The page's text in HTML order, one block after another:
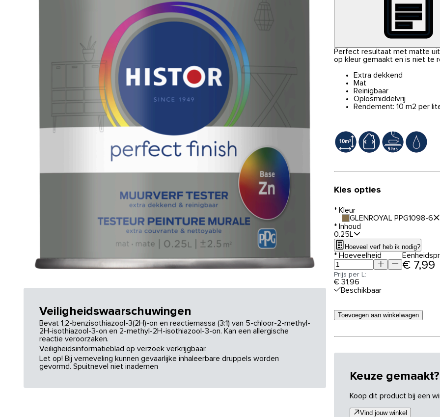
Veiligheidswaarschuwingen
Bevat 1,2-benzisothiazool-3(2H)-on en reactiemassa (3:1) van 5-chloor-2-methyl-
2H-isothiazool-3-on en 2-methyl-2H-isothiazool-3-on. Kan een allergische
reactie veroorzaken.
Veiligheidsinformatieblad op verzoek verkrijgbaar.
Let op! Bij verneveling kunnen gevaarlijke inhaleerbare druppels worden
gevormd. Spuitnevel niet inademen
Perfect resultaat met matte
op kleur gemaakt en is niet te
Extra dekkend
Mat
Reinigbaar
Oplosmiddelvrij
Rendement: 10 m2 per
Kies opties
* Kleur
GLENROYAL PPG1098-6
* Inhoud
0.25L
Hoeveel verf heb ik nodig?
* Hoeveelheid
€ 7,99
Prijs per L:
€ 31,96
Beschikbaar
Toevoegen aan winkelwagen
Keuze gemaakt?
Koop dit product bij een
Vind jouw winkel